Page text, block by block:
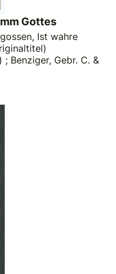
Gottes
Ist wahre
; Benziger, Gebr. C. &